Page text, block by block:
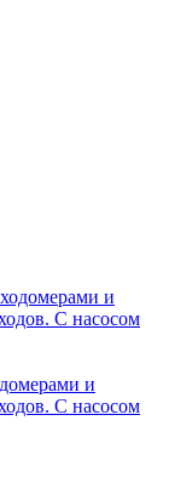
и
С насосом